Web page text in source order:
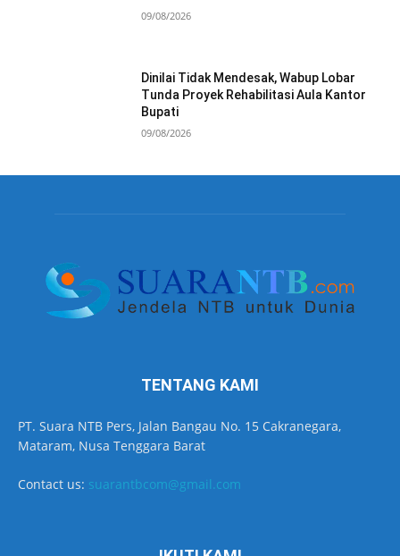
09/08/2026
Dinilai Tidak Mendesak, Wabup Lobar
Tunda Proyek Rehabilitasi Aula Kantor
Bupati
09/08/2026
TENTANG KAMI
PT. Suara NTB Pers, Jalan Bangau No. 15 Cakranegara,
Mataram, Nusa Tenggara Barat
Contact us: suarantbcom@gmail.com